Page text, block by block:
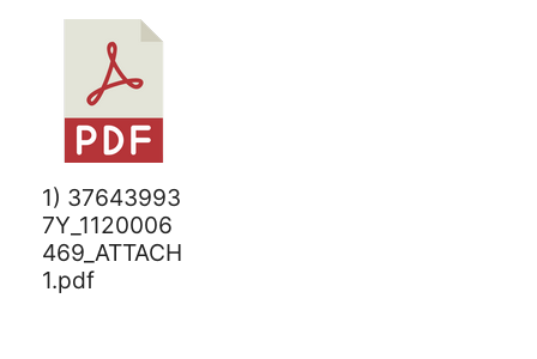
1) 37643993
7Y_1120006
469_ATTACH
1.pdf